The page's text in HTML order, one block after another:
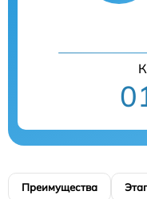
Преимущества